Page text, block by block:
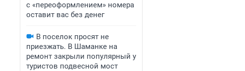
с «переоформлением» номера
оставит вас без денег
В поселок просят не
приезжать. В Шаманке на
ремонт закрыли популярный у
туристов подвесной мост